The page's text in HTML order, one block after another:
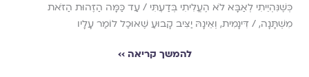
כְּשֶׁנִּהְיֵיתִי לְאַבָּא לֹא הֶעֱלִיתִי בְּדַעְתִּי / עַד כַּמָּה הַזֶּהוּת הַזֹּאת
מִשְׁתָּנָה, / דִּינָמִית, וְאֵינָהּ יַצִּיב קָבוּעַ שֶׁאוּכַל לוֹמַר עָלָיו
להמשך קריאה ››